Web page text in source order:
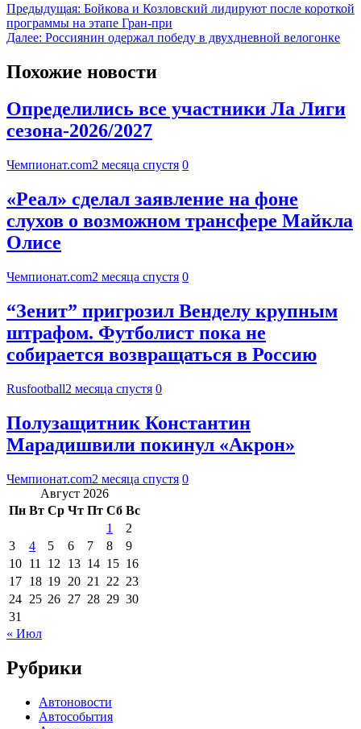
Предыдущая: Бойкова и Козловский лидируют после короткой
программы на этапе Гран-при
Далее: Россиянин одержал победу в двухдневной велогонке
Похожие новости
Определились все участники Ла Лиги
сезона-2026/2027
Чемпионат.com2 месяца спустя 0
«Реал» сделал заявление на фоне
слухов о возможном трансфере Майкла
Олисе
Чемпионат.com2 месяца спустя 0
“Зенит” пригрозил Венделу крупным
штрафом. Футболист пока не
собирается возвращаться в Россию
Rusfootball2 месяца спустя 0
Полузащитник Константин
Марадишвили покинул «Акрон»
Чемпионат.com2 месяца спустя 0
Август 2026
Пн Вт Ср Чт Пт Сб Вс
1
2
3
4 5 6 7 8
9
10 11 12 13 14 15 16
17 18 19 20 21 22 23
24 25 26 27 28 29 30
31
« Июл
Рубрики
Автоновости
Автособытия